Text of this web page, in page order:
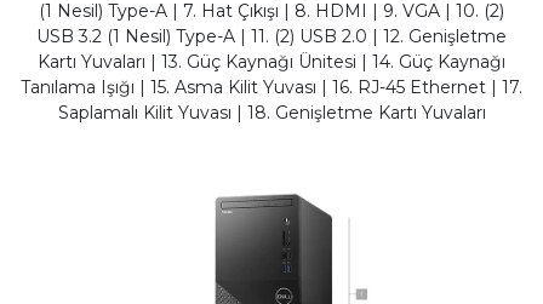
(1 Nesil) Type-A | 7. Hat Çıkışı | 8. HDMI | 9. VGA | 10. (2)
USB 3.2 (1 Nesil) Type-A | 11. (2) USB 2.0 | 12. Genişletme
Kartı Yuvaları | 13. Güç Kaynağı Ünitesi | 14. Güç Kaynağı
Tanılama Işığı | 15. Asma Kilit Yuvası | 16. RJ-45 Ethernet | 17.
Saplamalı Kilit Yuvası | 18. Genişletme Kartı Yuvaları